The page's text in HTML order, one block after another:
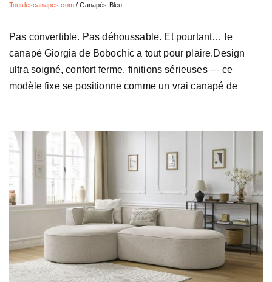
Touslescanapes.com/Canapés Bleu
Pas convertible. Pas déhoussable. Et pourtant… le
canapé Giorgia de Bobochic a tout pour plaire.Design
ultra soigné, confort ferme, finitions sérieuses — ce
modèle fixe se positionne comme un vrai canapé de